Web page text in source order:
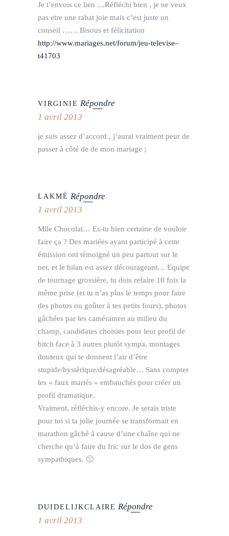
Je t’envois ce lien …Réfléchi bien , je ne veux
pas etre une rabat joie mais c’est juste un
conseil …… Bisous et félicitation
http://www.mariages.net/forum/jeu-televise–
t41703
VIRGINIE Répondre
1 avril 2013
je suis assez d’accord , j’aurai vraiment peur de
passer à côté de de mon mariage ;
LAKMÉ Répondre
1 avril 2013
Mlle Chocolat… Es-tu bien certaine de vouloir
faire ça ? Des mariées ayant participé à cette
émission ont témoigné un peu partout sur le
net, et le bilan est assez décourageant… Equipe
de tournage grossière, tu dois refaire 10 fois la
même prise (et tu n’as plus le temps pour faire
des photos ou goûter à tes petits fours), photos
gâchées par les caméramen au milieu du
champ, candidates choisies pour leur profil de
bitch face à 3 autres plutôt sympa, montages
douteux qui te donnent l’air d’être
stupide/hystérique/désagréable… Sans compter
les « faux mariés » embauchés pour créer un
profil dramatique.
Vraiment, réfléchis-y encore. Je serais triste
pour toi si ta jolie journée se transformait en
marathon gâché à cause d’une chaîne qui ne
cherche qu’à faire du fric sur le dos de gens
sympathiques. 🙁
DUIDELIJKCLAIRE Répondre
1 avril 2013